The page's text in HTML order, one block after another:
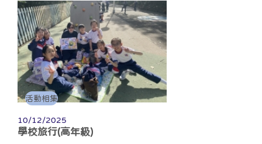
活動相集
10/12/2025
學校旅行(高年級)